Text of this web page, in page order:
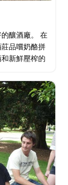
釀酒廠。 在
品嚐奶酪拼
新鮮壓榨的